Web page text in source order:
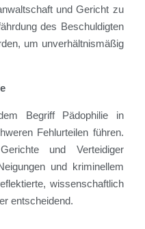
und Gericht zu
des Beschuldigten
um unverhältnismäßig
Begriff Pädophilie in
Fehlurteilen führen.
und Verteidiger
und kriminellem
wissenschaftlich
entscheidend.